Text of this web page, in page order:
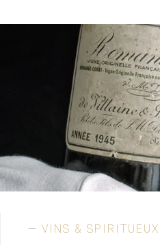
VINS & SPIRITUEUX